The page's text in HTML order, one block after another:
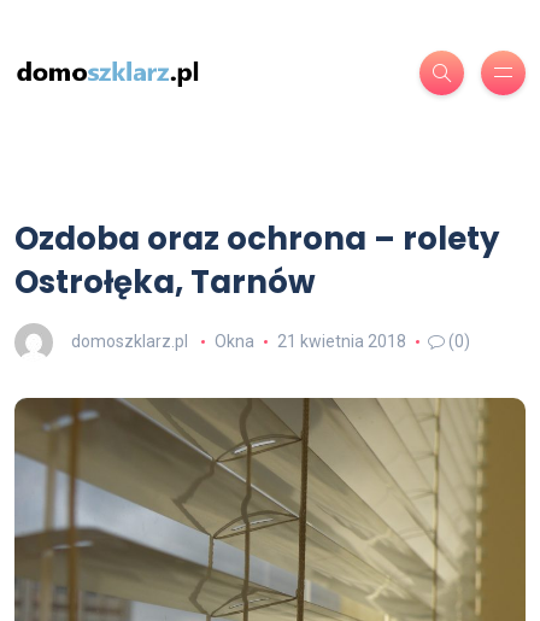
Ozdoba oraz ochrona – rolety
Ostrołęka, Tarnów
domoszklarz.pl Okna 21 kwietnia 2018 (0)